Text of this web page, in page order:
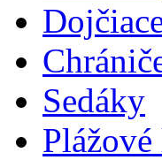
Sedáky
Plážové